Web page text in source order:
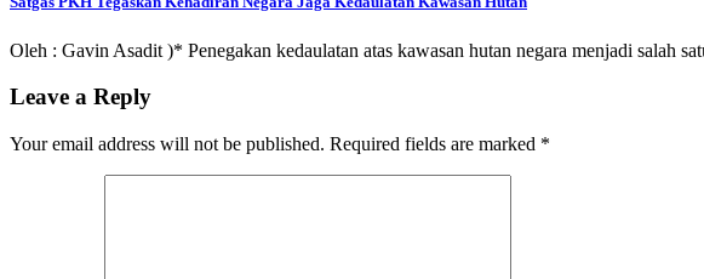
Oleh : Gavin Asadit )* Penegakan kedaulatan atas kawasan hutan negara menjadi salah
Leave a Reply
Your email address will not be published. Required fields are marked *